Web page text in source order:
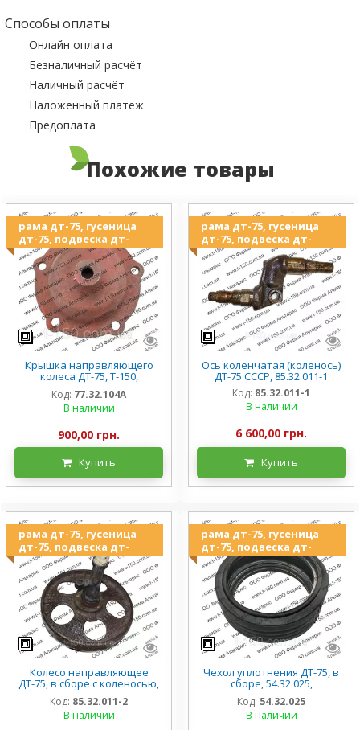
Способы оплаты
Онлайн оплата
Безналичный расчёт
Наличный расчёт
Наложенный платеж
Предоплата
Похожие товары
рама дт-75, гусеница
дт-75, подвеска дт-
Крышка направляющего
колеса ДТ-75, Т-150,
чугунная, 77.32.104А
Код: 77.32.104А
В наличии
900,00 грн.
Купить
рама дт-75, гусеница
дт-75, подвеска дт-
Ось коленчатая (коленось)
ДТ-75 СССР, 85.32.011-1
Код: 85.32.011-1
В наличии
6 600,00 грн.
Купить
рама дт-75, гусеница
дт-75, подвеска дт-
Колесо направляющее
ДТ-75, в сборе с коленосью,
85.32.011-2
Код: 85.32.011-2
В наличии
рама дт-75, гусеница
дт-75, подвеска дт-
Чехол уплотнения ДТ-75, в
сборе, 54.32.025,
гофрированный
Код: 54.32.025
В наличии